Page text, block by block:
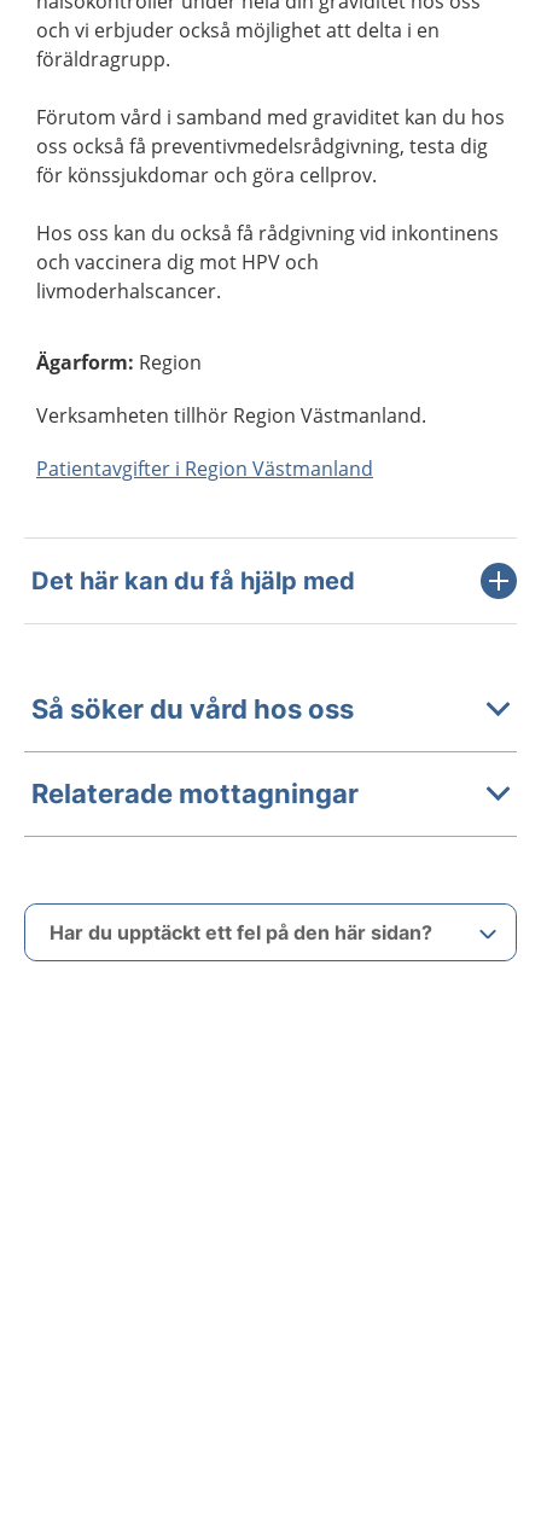
och vi erbjuder också möjlighet att delta i en
föräldragrupp.
Förutom vård i samband med graviditet kan du hos
oss också få preventivmedelsrådgivning, testa dig
för könssjukdomar och göra cellprov.
Hos oss kan du också få rådgivning vid inkontinens
och vaccinera dig mot HPV och
livmoderhalscancer.
Ägarform: Region
Verksamheten tillhör Region Västmanland.
Patientavgifter i Region Västmanland
Det här kan du få hjälp med
Så söker du vård hos oss
Relaterade mottagningar
Har du upptäckt ett fel på den här sidan?